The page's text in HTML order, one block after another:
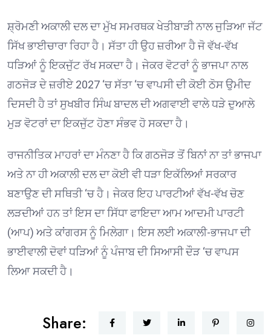
ਸ਼੍ਰੋਮਣੀ ਅਕਾਲੀ ਦਲ ਦਾ ਮੁੱਖ ਸਮਰਥਕ ਖੇਤੀਬਾੜੀ ਨਾਲ ਜੁੜਿਆ ਜੱਟ
ਸਿੱਖ ਭਾਈਚਾਰਾ ਰਿਹਾ ਹੈ। ਸੱਤਾ ਹੀ ਉਹ ਜ਼ਰੀਆ ਹੈ ਜੋ ਵੱਖ-ਵੱਖ
ਧੜਿਆਂ ਨੂੰ ਇਕਜੁੱਟ ਰੱਖ ਸਕਦਾ ਹੈ। ਜੇਕਰ ਵੋਟਰਾਂ ਨੂੰ ਭਾਜਪਾ ਨਾਲ
ਗਠਜੋੜ ਦੇ ਜ਼ਰੀਏ 2027 ‘ਚ ਸੱਤਾ ‘ਚ ਵਾਪਸੀ ਦੀ ਕੋਈ ਠੋਸ ਉਮੀਦ
ਦਿਸਦੀ ਹੈ ਤਾਂ ਸੁਖਬੀਰ ਸਿੰਘ ਬਾਦਲ ਦੀ ਅਗਵਾਈ ਵਾਲੇ ਧੜੇ ਦੁਆਲੇ
ਮੁੜ ਵੋਟਰਾਂ ਦਾ ਇਕਜੁੱਟ ਹੋਣਾ ਸੰਭਵ ਹੋ ਸਕਦਾ ਹੈ।
ਰਾਜਨੀਤਿਕ ਮਾਹਰਾਂ ਦਾ ਮੰਨਣਾ ਹੈ ਕਿ ਗਠਜੋੜ ਤੋਂ ਬਿਨਾਂ ਨਾ ਤਾਂ ਭਾਜਪਾ
ਅਤੇ ਨਾ ਹੀ ਅਕਾਲੀ ਦਲ ਦਾ ਕੋਈ ਵੀ ਧੜਾ ਇਕੱਲਿਆਂ ਸਰਕਾਰ
ਬਣਾਉਣ ਦੀ ਸਥਿਤੀ ‘ਚ ਹੈ। ਜੇਕਰ ਇਹ ਪਾਰਟੀਆਂ ਵੱਖ-ਵੱਖ ਚੋਣ
ਲੜਦੀਆਂ ਹਨ ਤਾਂ ਇਸ ਦਾ ਸਿੱਧਾ ਫਾਇਦਾ ਆਮ ਆਦਮੀ ਪਾਰਟੀ
(ਆਪ) ਅਤੇ ਕਾਂਗਰਸ ਨੂੰ ਮਿਲੇਗਾ। ਇਸ ਲਈ ਅਕਾਲੀ-ਭਾਜਪਾ ਦੀ
ਭਾਈਵਾਲੀ ਦੋਵਾਂ ਧੜਿਆਂ ਨੂੰ ਪੰਜਾਬ ਦੀ ਸਿਆਸੀ ਦੌੜ ‘ਚ ਵਾਪਸ
ਲਿਆ ਸਕਦੀ ਹੈ।
Share: